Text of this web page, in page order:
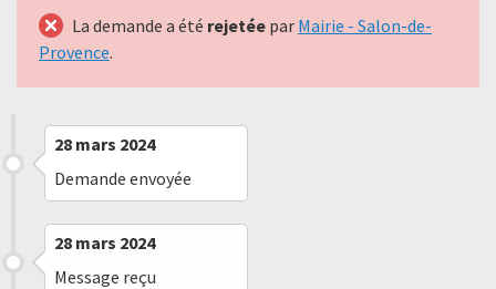
La demande a été rejetée par Mairie - Salon-de-
Provence.
28 mars 2024
Demande envoyée
28 mars 2024
Message reçu